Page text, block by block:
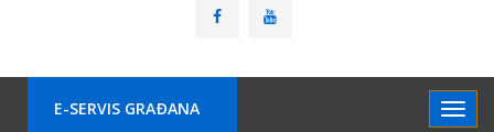
E-SERVIS GRAÐANA